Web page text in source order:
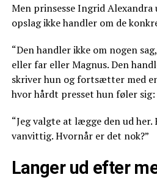
Men prinsesse Ingrid Alexandra
opslag ikke handler om de
“Den handler ikke om nogen
eller far eller Magnus. Den
skriver hun og fortsætter med
hvor hårdt presset hun føler sig:
“Jeg valgte at lægge den ud
vanvittig. Hvornår er det nok?”
Langer ud efter